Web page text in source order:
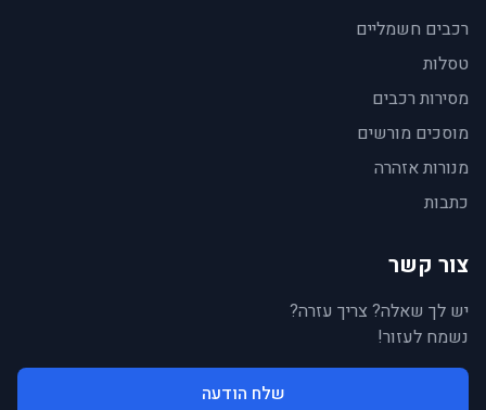
רכבים חשמליים
טסלות
מסירות רכבים
מוסכים מורשים
מנורות אזהרה
כתבות
צור קשר
יש לך שאלה? צריך עזרה?
נשמח לעזור!
שלח הודעה